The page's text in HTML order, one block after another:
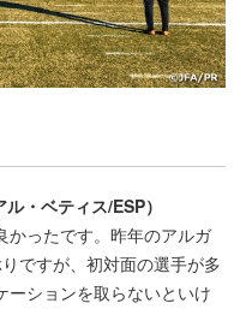
・ベティス/ESP）
かったです。昨年のアルガ
ですが、初対面の選手が多
ーションを取らないといけ